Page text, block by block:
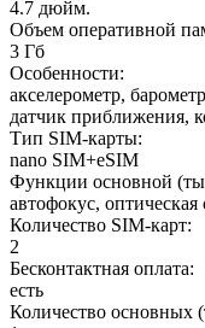
4.7 дюйм.
Объем оперативной
3 Гб
Особенности:
акселерометр,
датчик приближения,
Тип SIM-карты:
nano SIM+eSIM
Функции основной
автофокус, оптическая
Количество SIM-карт:
2
Бесконтактная оплата:
есть
Количество основных